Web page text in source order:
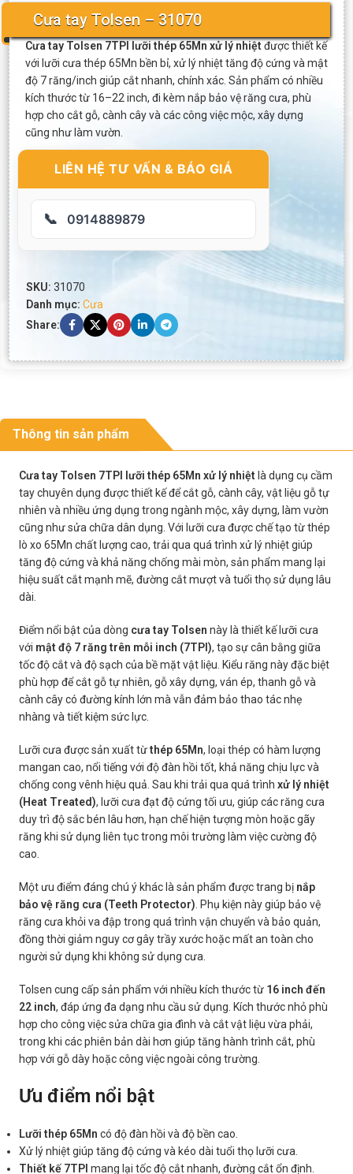
Cưa tay Tolsen – 31070
Cưa tay Tolsen 7TPI lưỡi thép 65Mn xử lý nhiệt được thiết kế
với lưỡi cưa thép 65Mn bền bỉ, xử lý nhiệt tăng độ cứng và mật
độ 7 răng/inch giúp cắt nhanh, chính xác. Sản phẩm có nhiều
kích thước từ 16–22 inch, đi kèm nắp bảo vệ răng cưa, phù
hợp cho cắt gỗ, cành cây và các công việc mộc, xây dựng
cũng như làm vườn.
LIÊN HỆ TƯ VẤN & BÁO GIÁ
📞 0914889879
SKU: 31070
Danh mục: Cưa
Share:
Thông tin sản phẩm
Cưa tay Tolsen 7TPI lưỡi thép 65Mn xử lý nhiệt là dụng cụ cầm
tay chuyên dụng được thiết kế để cắt gỗ, cành cây, vật liệu gỗ tự
nhiên và nhiều ứng dụng trong ngành mộc, xây dựng, làm vườn
cũng như sửa chữa dân dụng. Với lưỡi cưa được chế tạo từ thép
lò xo 65Mn chất lượng cao, trải qua quá trình xử lý nhiệt giúp
tăng độ cứng và khả năng chống mài mòn, sản phẩm mang lại
hiệu suất cắt mạnh mẽ, đường cắt mượt và tuổi thọ sử dụng lâu
dài.
Điểm nổi bật của dòng cưa tay Tolsen này là thiết kế lưỡi cưa
với mật độ 7 răng trên mỗi inch (7TPI), tạo sự cân bằng giữa
tốc độ cắt và độ sạch của bề mặt vật liệu. Kiểu răng này đặc biệt
phù hợp để cắt gỗ tự nhiên, gỗ xây dựng, ván ép, thanh gỗ và
cành cây có đường kính lớn mà vẫn đảm bảo thao tác nhẹ
nhàng và tiết kiệm sức lực.
Lưỡi cưa được sản xuất từthép 65Mn, loại thép có hàm lượng
mangan cao, nổi tiếng với độ đàn hồi tốt, khả năng chịu lực và
chống cong vênh hiệu quả. Sau khi trải qua quá trình xử lý nhiệt
(Heat Treated), lưỡi cưa đạt độ cứng tối ưu, giúp các răng cưa
duy trì độ sắc bén lâu hơn, hạn chế hiện tượng mòn hoặc gãy
răng khi sử dụng liên tục trong môi trường làm việc cường độ
cao.
Một ưu điểm đáng chú ý khác là sản phẩm được trang bị nắp
bảo vệ răng cưa (Teeth Protector) . Phụ kiện này giúp bảo vệ
răng cưa khỏi va đập trong quá trình vận chuyển và bảo quản,
đồng thời giảm nguy cơ gây trầy xước hoặc mất an toàn cho
người sử dụng khi không sử dụng cưa.
Tolsen cung cấp sản phẩm với nhiều kích thước từ 16 inch đến
22 inch, đáp ứng đa dạng nhu cầu sử dụng. Kích thước nhỏ phù
hợp cho công việc sửa chữa gia đình và cắt vật liệu vừa phải,
trong khi các phiên bản dài hơn giúp tăng hành trình cắt, phù
hợp với gỗ dày hoặc công việc ngoài công trường.
Ưu điểm nổi bật
Lưỡi thép 65Mn có độ đàn hồi và độ bền cao.
Xử lý nhiệt giúp tăng độ cứng và kéo dài tuổi thọ lưỡi cưa.
Thiết kế 7TPI mang lại tốc độ cắt nhanh, đường cắt ổn định.